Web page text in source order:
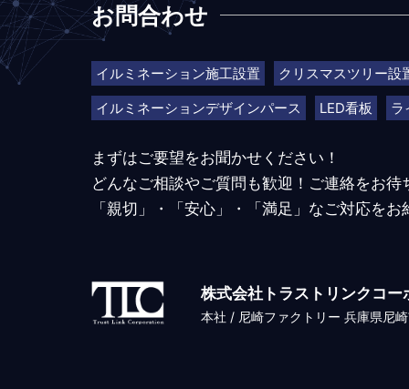
お問合わせ
イルミネーション施工設置
クリスマスツリー設
イルミネーションデザインパース
LED看板 ラ
まずはご要望をお聞かせください！
どんなご相談やご質問も歓迎！ご連絡をお待
「親切」・「安心」・「満足」なご対応を
株式会社トラストリンクコー
本社 / 尼崎ファクトリー 兵庫県尼